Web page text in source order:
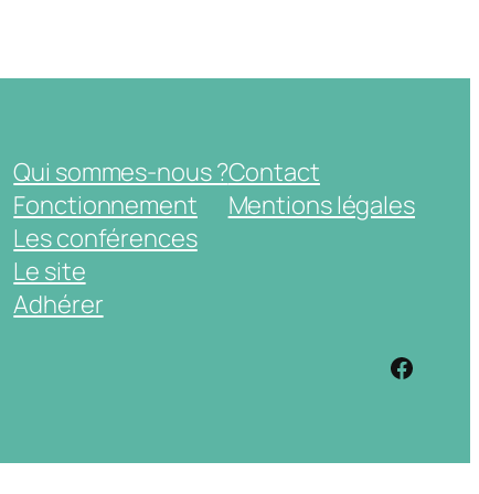
Qui sommes-nous ?
Fonctionnement
Les conférences
Le site
Adhérer
Contact
Mentions légales